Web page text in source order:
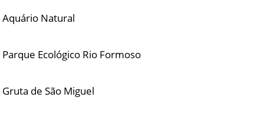
Aquário Natural
Parque Ecológico Rio Formoso
Gruta de São Miguel